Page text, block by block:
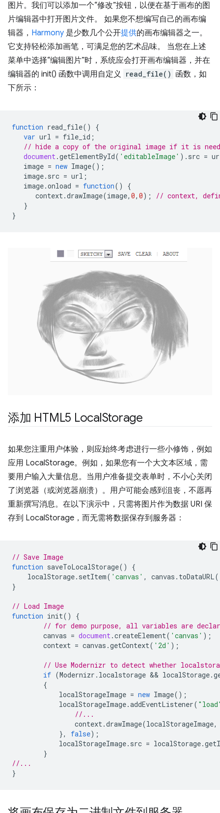
图片。我们可以添加一个“修改”按钮，以便在基于画布的图
片编辑器中打开图片文件。 如果您不想编写自己的画布编
辑器， Harmony 是少数几个公开提供的画布编辑器之一。
它支持轻松添加画笔，可满足您的艺术品味。 当您在上述
菜单中选择“编辑图片”时，系统应会打开画布编辑器，并在
编辑器的 init() 函数中调用自定义 read_file() 函数，如
下所示：
function read_file()
{
var url = file_id ;
// hide a copy of the original image if it is
document.getElementById( 'editableImage' ). src =
image = new Image();
image. src = url ;
image.onload = function()
{
context.drawImage(image, 0, 0);
// context,
}
}
添加 HTML5 LocalStorage
如果您注重用户体验，则应始终考虑进行一些小修饰，例如
应用 LocalStorage。例如，如果您有一个大文本区域，需
要用户输入大量信息。当用户准备提交表单时，不小心关闭
了浏览器（或浏览器崩溃）。用户可能会感到沮丧，不愿再
重新撰写消息。在以下演示中，只需将图片作为数据 URI 保
存到 LocalStorage，而无需将数据保存到服务器：
// Save Image
function saveToLocalStorage()
{
localStorage. setItem( 'canvas' , canvas . toDataURL(
}
// Load Image
function init()
{
// for demo purpose, all variables are
canvas = document.createElement( 'canvas' );
context = canvas .getContext( '2d' );
// Use Modernizr to detect whether
if (Modernizr . localstorage && localStorage.
{
localStorageImage = new Image();
localStorageImage.addEventListener(
//...
context.drawImage(localStorageImage,
},
false);
localStorageImage. src = localStorage.
}
//...
}